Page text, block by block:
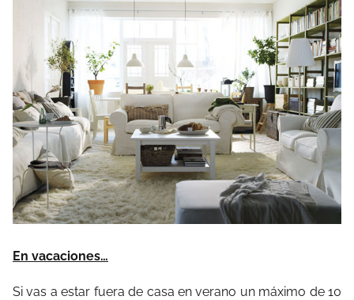
En vacaciones…
Si vas a estar fuera de casa en verano un máximo de 10